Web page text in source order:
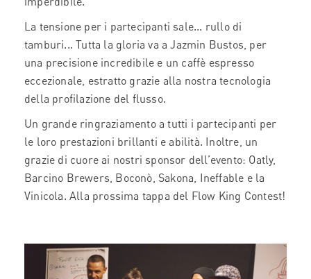
La tensione per i partecipanti sale... rullo di
tamburi... Tutta la gloria va a Jazmin Bustos, per
una precisione incredibile e un caffè espresso
eccezionale, estratto grazie alla nostra tecnologia
della profilazione del flusso.
Un grande ringraziamento a tutti i partecipanti per
le loro prestazioni brillanti e abilità. Inoltre, un
grazie di cuore ai nostri sponsor dell’evento: Oatly,
Barcino Brewers, Boconò, Sakona, Ineffable e la
Vinicola. Alla prossima tappa del Flow King Contest!